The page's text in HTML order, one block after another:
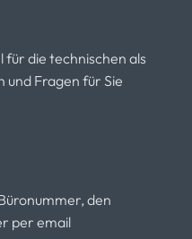
für die technischen als
Fragen für Sie
den
per email